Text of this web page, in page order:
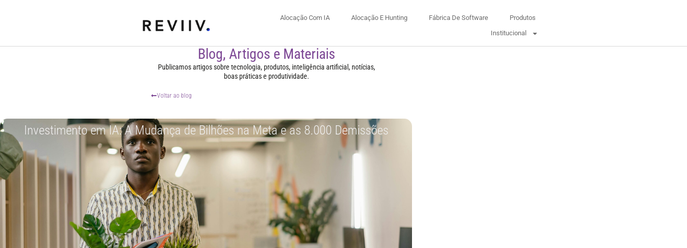
Alocação Com IA Alocação E Hunting Fábrica De Software
Produtos
Institucional
Blog, Artigos e Materiais
Publicamos artigos sobre tecnologia, produtos, inteligência artificial, notícias,
boas práticas e produtividade.
Voltar ao blog
Investimento em IA: A Mudança de Bilhões na Meta e as 8.000 Demissões